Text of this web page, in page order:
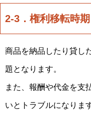
2-3．権利移転時
商品を納品したり貸し
題となります。
また、報酬や代金を支
いとトラブルになりま